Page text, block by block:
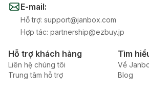
E-mail:
Hỗ trợ: support@janbox.com
Hợp tác: partnership@ezbuy.jp
Hỗ trợ khách hàng
Liên hệ chúng tôi
Trung tâm hỗ trợ
Tìm
Về
Blog